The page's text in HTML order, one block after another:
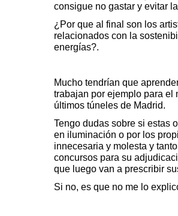
consigue no gastar y evitar
¿Por que al final son los
relacionados con la
energías?.
Mucho tendrían que
trabajan por ejemplo para el
últimos túneles de Madrid.
Tengo dudas sobre si estas
en iluminación o por los
innecesaria y molesta y
concursos para su
que luego van a prescribir
Si no, es que no me lo